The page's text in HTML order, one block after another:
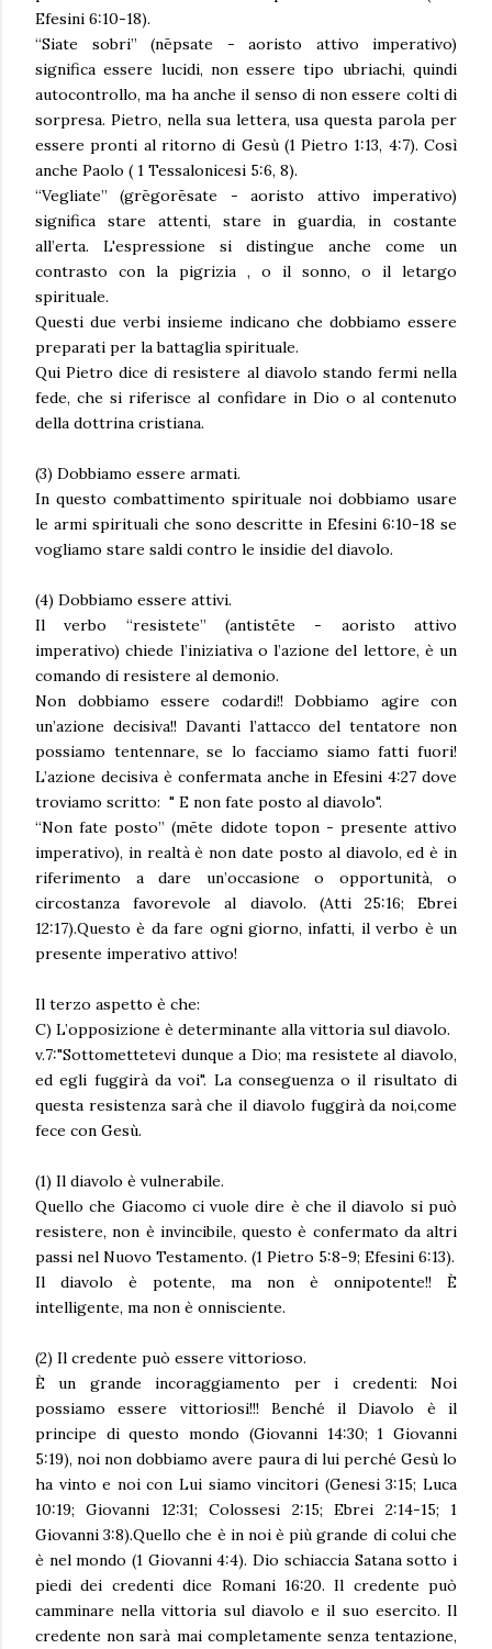
Efesini 6:10-18).
“Siate sobri” (nēpsate - aoristo attivo imperativo)
significa essere lucidi, non essere tipo ubriachi, quindi
autocontrollo, ma ha anche il senso di non essere colti di
sorpresa. Pietro, nella sua lettera, usa questa parola per
essere pronti al ritorno di Gesù (1 Pietro 1:13, 4:7). Così
anche Paolo ( 1 Tessalonicesi 5:6, 8).
“Vegliate” (grēgorēsate - aoristo attivo imperativo)
significa stare attenti, stare in guardia, in costante
all’erta. L'espressione si distingue anche come un
contrasto con la pigrizia , o il sonno, o il letargo
spirituale.
Questi due verbi insieme indicano che dobbiamo essere
preparati per la battaglia spirituale.
Qui Pietro dice di resistere al diavolo stando fermi nella
fede, che si riferisce al confidare in Dio o al contenuto
della dottrina cristiana.
(3) Dobbiamo essere armati.
In questo combattimento spirituale noi dobbiamo usare
le armi spirituali che sono descritte in Efesini 6:10-18 se
vogliamo stare saldi contro le insidie del diavolo.
(4) Dobbiamo essere attivi.
Il verbo “resistete” (antistēte - aoristo attivo
imperativo) chiede l’iniziativa o l’azione del lettore, è un
comando di resistere al demonio.
Non dobbiamo essere codardi!! Dobbiamo agire con
un’azione decisiva!! Davanti l’attacco del tentatore non
possiamo tentennare, se lo facciamo siamo fatti fuori!
L’azione decisiva è confermata anche in Efesini 4:27 dove
troviamo scritto: " E non fate posto al diavolo".
“Non fate posto” (mēte didote topon - presente attivo
imperativo), in realtà è non date posto al diavolo, ed è in
riferimento a dare un’occasione o opportunità, o
circostanza favorevole al diavolo. (Atti 25:16; Ebrei
12:17).Questo è da fare ogni giorno, infatti, il verbo è un
presente imperativo attivo!
Il terzo aspetto è che:
C) L’opposizione è determinante alla vittoria sul diavolo.
v.7:"Sottomettetevi dunque a Dio; ma resistete al diavolo,
ed egli fuggirà da voi". La conseguenza o il risultato di
questa resistenza sarà che il diavolo fuggirà da noi,come
fece con Gesù.
(1) Il diavolo è vulnerabile.
Quello che Giacomo ci vuole dire è che il diavolo si può
resistere, non è invincibile, questo è confermato da altri
passi nel Nuovo Testamento. (1 Pietro 5:8-9; Efesini 6:13).
Il diavolo è potente, ma non è onnipotente!! È
intelligente, ma non è onnisciente.
(2) Il credente può essere vittorioso.
È un grande incoraggiamento per i credenti: Noi
possiamo essere vittoriosi!!! Benché il Diavolo è il
principe di questo mondo (Giovanni 14:30; 1 Giovanni
5:19), noi non dobbiamo avere paura di lui perché Gesù lo
ha vinto e noi con Lui siamo vincitori (Genesi 3:15; Luca
10:19; Giovanni 12:31; Colossesi 2:15; Ebrei 2:14-15; 1
Giovanni 3:8).Quello che è in noi è più grande di colui che
è nel mondo (1 Giovanni 4:4). Dio schiaccia Satana sotto i
piedi dei credenti dice Romani 16:20. Il credente può
camminare nella vittoria sul diavolo e il suo esercito. Il
credente non sarà mai completamente senza tentazione,